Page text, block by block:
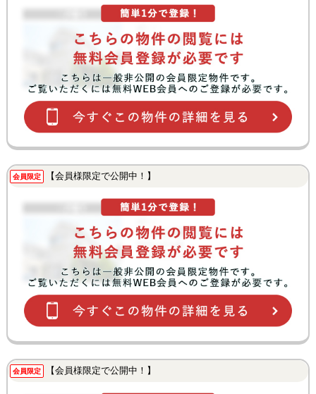
会員限定 【会員様限定で公開中！】
会員限定 【会員様限定で公開中！】